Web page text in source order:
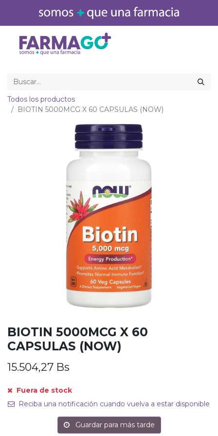
Todos los productos
BIOTIN 5000MCG X 60 CAPSULAS (NOW)
BIOTIN 5000MCG X 60
CAPSULAS (NOW)
15.504,27 Bs
Fuera de stock
Reciba una notificación cuando vuelva a estar disponible
Guardar para más tarde